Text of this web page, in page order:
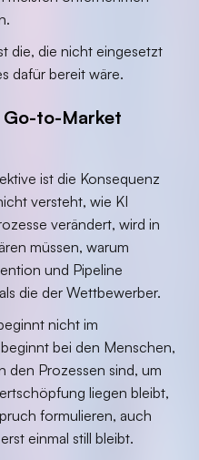
die, die nicht eingesetzt
dafür bereit wäre.
to-Market
ist die Konsequenz
versteht, wie KI
verändert, wird in
müssen, warum
und Pipeline
die der Wettbewerber.
nicht im
bei den Menschen,
den Prozessen sind, um
liegen bleibt,
formulieren, auch
einmal still bleibt.